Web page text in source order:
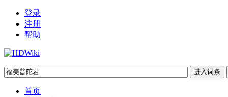
登录
注册
帮助
首页